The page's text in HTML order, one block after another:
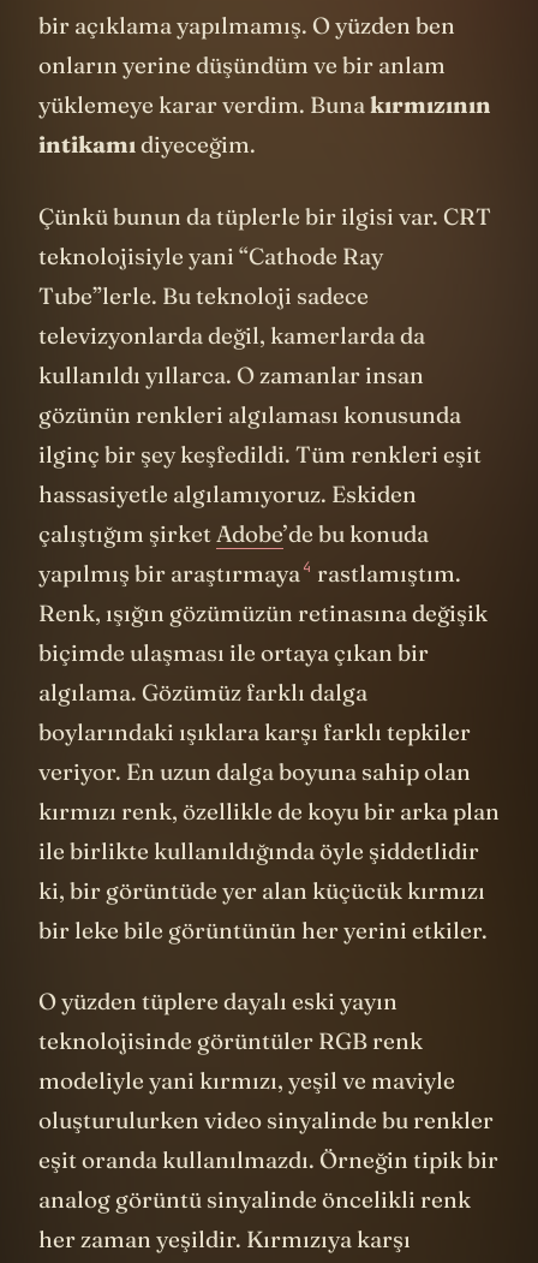
bir açıklama yapılmamış. O yüzden ben
onların yerine düşündüm ve bir anlam
yüklemeye karar verdim. Bunakırmızının
intikamıdiyeceğim.
Çünkü bunun da tüplerle bir ilgisi var. CRT
teknolojisiyle yani “Cathode Ray
Tube”lerle. Bu teknoloji sadece
televizyonlarda değil, kamerlarda da
kullanıldı yıllarca. O zamanlar insan
gözünün renkleri algılaması konusunda
ilginç bir şey keşfedildi. Tüm renkleri eşit
hassasiyetle algılamıyoruz. Eskiden
çalıştığım şirket Adobe’de bu konuda
yapılmış bir araştırmaya 4 rastlamıştım.
Renk, ışığın gözümüzün retinasına değişik
biçimde ulaşması ile ortaya çıkan bir
algılama. Gözümüz farklı dalga
boylarındaki ışıklara karşı farklı tepkiler
veriyor. En uzun dalga boyuna sahip olan
kırmızı renk, özellikle de koyu bir arka plan
ile birlikte kullanıldığında öyle şiddetlidir
ki, bir görüntüde yer alan küçücük kırmızı
bir leke bile görüntünün her yerini etkiler.
O yüzden tüplere dayalı eski yayın
teknolojisinde görüntüler RGB renk
modeliyle yani kırmızı, yeşil ve maviyle
oluşturulurken video sinyalinde bu renkler
eşit oranda kullanılmazdı. Örneğin tipik bir
analog görüntü sinyalinde öncelikli renk
her zaman yeşildir. Kırmızıya karşı